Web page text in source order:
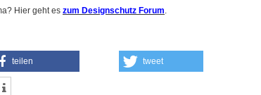
Hier geht es zum Designschutz Forum.
teilen tweet